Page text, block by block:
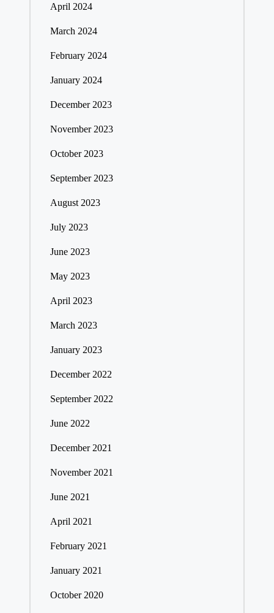
April 2024
March 2024
February 2024
January 2024
December 2023
November 2023
October 2023
September 2023
August 2023
July 2023
June 2023
May 2023
April 2023
March 2023
January 2023
December 2022
September 2022
June 2022
December 2021
November 2021
June 2021
April 2021
February 2021
January 2021
October 2020